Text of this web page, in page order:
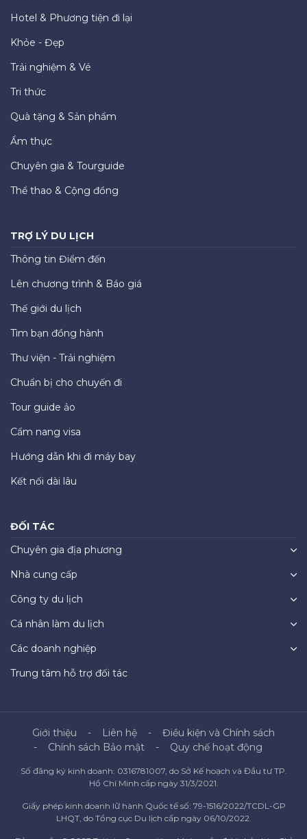
Hotel & Phương tiện đi lại
Khỏe - Đẹp
Trải nghiệm & Vé
Tri thức
Quà tặng & Sản phẩm
Ẩm thực
Chuyên gia & Tourguide
Thể thao & Cộng đồng
TRỢ LÝ DU LỊCH
Thông tin Điểm đến
Lên chương trình & Báo giá
Thế giới du lịch
Tìm bạn đồng hành
Thư viện - Trải nghiệm
Chuẩn bị cho chuyến đi
Tour guide ảo
Cẩm nang visa
Hướng dẫn khi đi máy bay
Kết nối dài lâu
ĐỐI TÁC
Chuyên gia địa phương
Nhà cung cấp
Công ty du lịch
Cá nhân làm du lịch
Các doanh nghiệp
Trung tâm hỗ trợ đối tác
Giới thiệu Liên hệ
Điều kiện và Chính sách
Chính sách Bảo mật
Quy chế hoạt động
Số đăng ký kinh doanh: 0316781007, do Sở Kế hoạch và Đầu tư TP.
Hồ Chí Minh cấp ngày 31/3/2021.
Giấy phép kinh doanh lữ hành Quốc tế số: 79-1516/2022/TCDL-GP
LHQT, do Tổng cục Du lịch cấp ngày 06/10/2022.